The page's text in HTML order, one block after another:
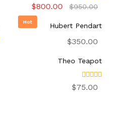
تم
التقييم
من 5
$950.00
السعر
هو:
$950.00.
$800.00 السعر
الحالي
هو:
$800.00.
Hot Hubert Pendart
$350.00
Theo Teapot
تم
التقييم
$75.00